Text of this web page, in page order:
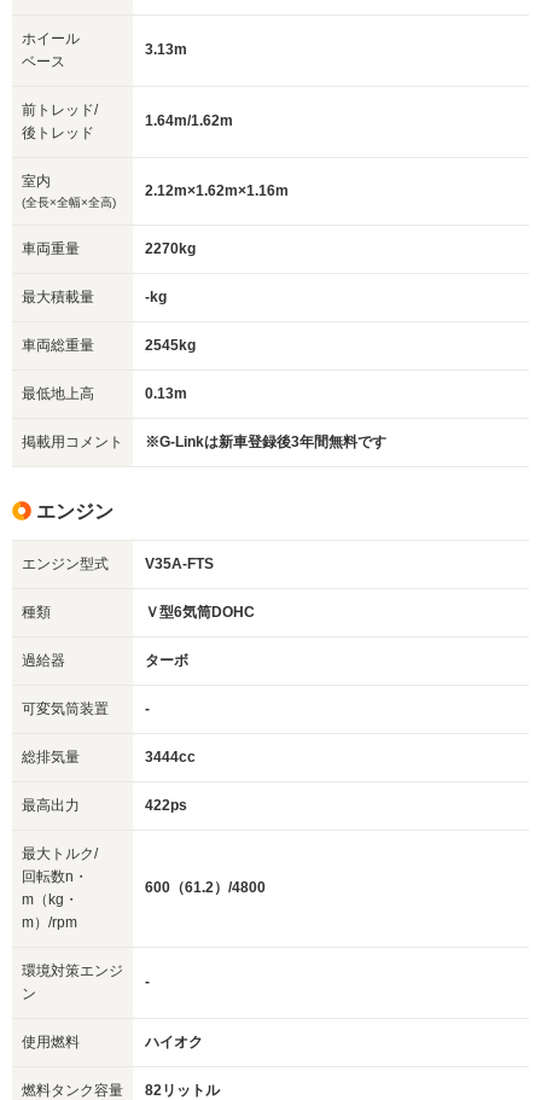
ホイール
ベース
3.13m
前トレッド/
後トレッド
1.64m/1.62m
室内
(全長×全幅×全高)
2.12m×1.62m×1.16m
車両重量 2270kg
最大積載量 -kg
車両総重量 2545kg
最低地上高 0.13m
掲載用コメント ※G-Linkは新車登録後3年間無料です
エンジン
エンジン型式 V35A-FTS
種類 Ｖ型6気筒DOHC
過給器 ターボ
可変気筒装置 -
総排気量 3444cc
最高出力 422ps
最大トルク/
回転数n・
m（kg・
m）/rpm
600（61.2）/4800
環境対策エンジ
ン
-
使用燃料 ハイオク
燃料タンク容量 82リットル